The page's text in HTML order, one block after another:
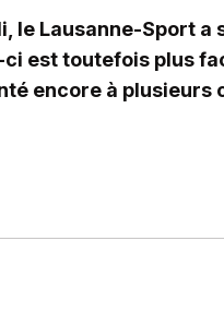
le Lausanne-Sport a
ci est toutefois plus
encore à plusieurs